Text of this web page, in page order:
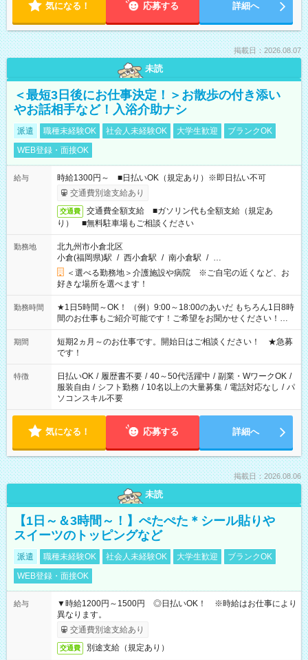
気になる！ 応募する 詳細へ
掲載日：2026.08.07
未読
＜最短3日後にお仕事決定！＞お散歩の付き添い
やお話相手など！入浴介助ナシ
派遣 職種未経験OK 社会人未経験OK 大学生歓迎
ブランクOK
WEB登録・面接OK
給与
時給1300円～ ■日払いOK（規定あり）※即日払い不可
交通費別途支給あり
交通費
交通費全額支給 ■ガソリン代も全額支給（規定あ
り） ■無料駐車場もご相談ください
勤務地
北九州市小倉北区
小倉(福岡県)駅 / 西小倉駅 / 南小倉駅 / …
＜選べる勤務地＞介護施設や病院 ※ご自宅の近くなど、お
好きな場所を選べます！
勤務時間
★1日5時間～OK！ （例）9:00～18:00のあいだ もちろん1日8時
間のお仕事もご紹介可能です！ご希望をお聞かせください！★
家庭の都合でお休みが必要な場合も遠慮なくご相談ください。
※週最低15時間以上の勤務が必要です
期間
短期2ヵ月～のお仕事です。開始日はご相談ください！ ★急募
です！
特徴 日払いOK / 履歴書不要 / 40～50代活躍中 / 副業・WワークOK /
服装自由 / シフト勤務 / 10名以上の大量募集 / 電話対応なし / パ
ソコンスキル不要
気になる！ 応募する 詳細へ
掲載日：2026.08.06
未読
【1日～＆3時間～！】ぺたぺた＊シール貼りや
スイーツのトッピングなど
派遣 職種未経験OK 社会人未経験OK 大学生歓迎
ブランクOK
WEB登録・面接OK
給与
▼時給1200円～1500円 ◎日払いOK！ ※時給はお仕事により
異なります。
交通費別途支給あり
交通費 別途支給（規定あり）